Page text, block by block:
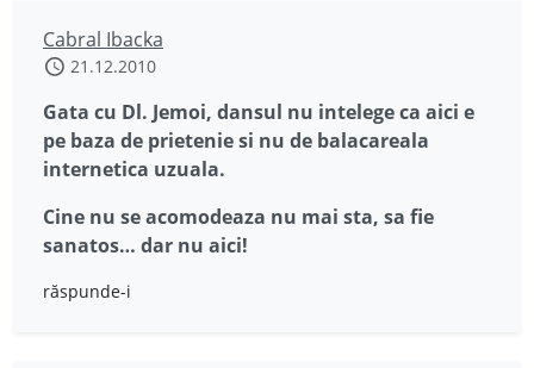
Cabral Ibacka
21.12.2010
Gata cu Dl. Jemoi, dansul nu intelege ca aici e
pe baza de prietenie si nu de balacareala
internetica uzuala.
Cine nu se acomodeaza nu mai sta, sa fie
sanatos… dar nu aici!
răspunde-i